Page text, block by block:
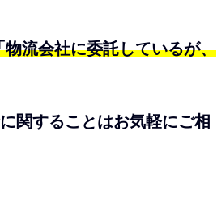
流会社に委託しているが、
関することはお気軽にご相